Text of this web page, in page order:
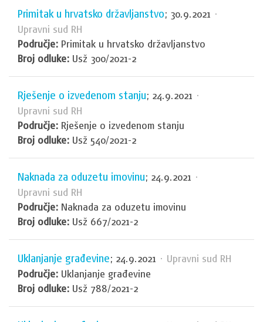
Primitak u hrvatsko državljanstvo; 30.9.2021 ·
Upravni sud RH
Područje: Primitak u hrvatsko državljanstvo
Broj odluke: Usž 300/2021-2
Rješenje o izvedenom stanju; 24.9.2021 ·
Upravni sud RH
Područje: Rješenje o izvedenom stanju
Broj odluke: Usž 540/2021-2
Naknada za oduzetu imovinu; 24.9.2021 ·
Upravni sud RH
Područje: Naknada za oduzetu imovinu
Broj odluke: Usž 667/2021-2
Uklanjanje građevine; 24.9.2021 · Upravni sud RH
Područje: Uklanjanje građevine
Broj odluke: Usž 788/2021-2